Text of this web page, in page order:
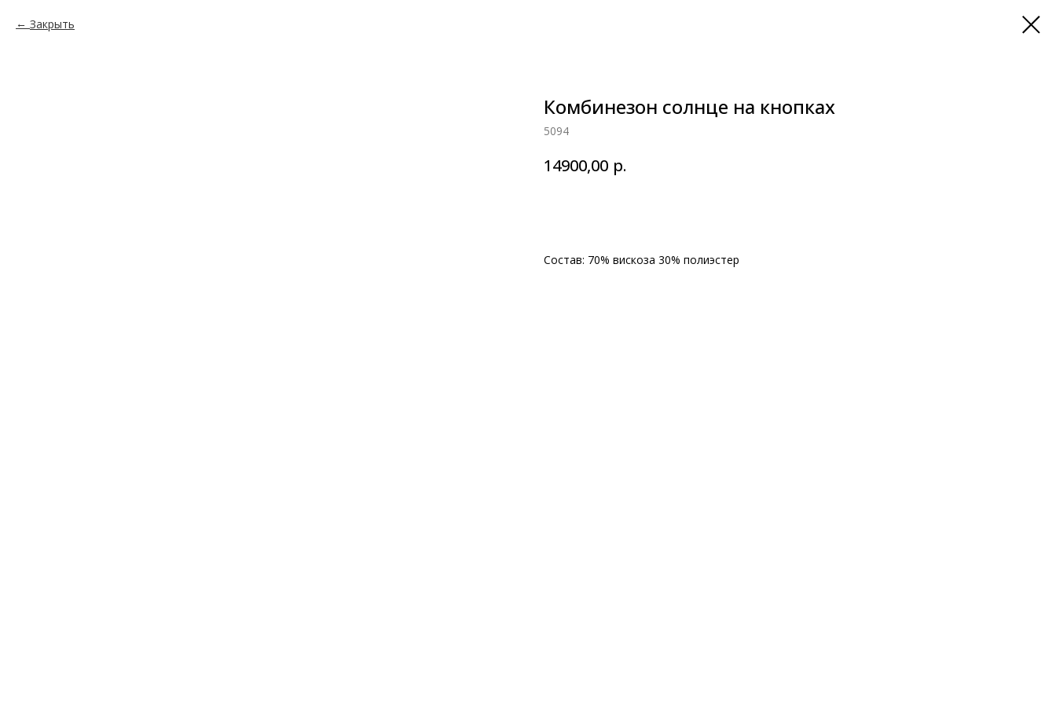
Закрыть
Комбинезон солнце на кнопках
5094
14900,00 р.
Состав: 70% вискоза 30% полиэстер